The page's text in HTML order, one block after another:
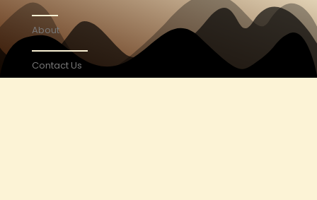
About
Contact Us